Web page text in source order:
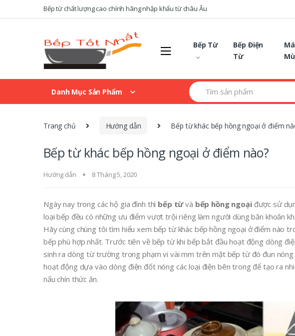
to
to
Bếp từ chất lượng cao chính hãng nhập khẩu từ châu Âu
Bếp Từ
Bếp Điện
Từ
Danh Mục Sản Phẩm
Search
for:
Trang chủ Hướng dẫn Bếp từ khác bếp hồng ngoại ở điểm
Bếp từ khác bếp hồng ngoại ở điểm nào?
Hướng dẫn 8 Tháng 5, 2020
Ngày nay trong các hộ gia đình thì bếp từvà bếp hồng ngoạiđược sử
loại bếp đều có những ưu điểm vượt trội riêng làm người dùng băn khoăn
Hãy cùng chúng tôi tìm hiểu xem bếp từ khác bếp hồng ngoại ở điểm nào
bếp phù hợp nhất. Trước tiên về bếp từ khi bếp bắt đầu hoạt động dòng
sinh ra dòng từ trường trong phạm vi vài mm trên mặt bếp từ đó đun nóng
hoạt động dựa vào dòng điện đốt nóng các loại điện bên trong để tạo ra
nấu chín thức ăn.